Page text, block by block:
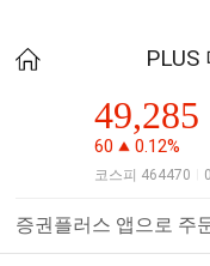
49,285
60 0.12%
코스피 464470
증권플러스 앱으로 주